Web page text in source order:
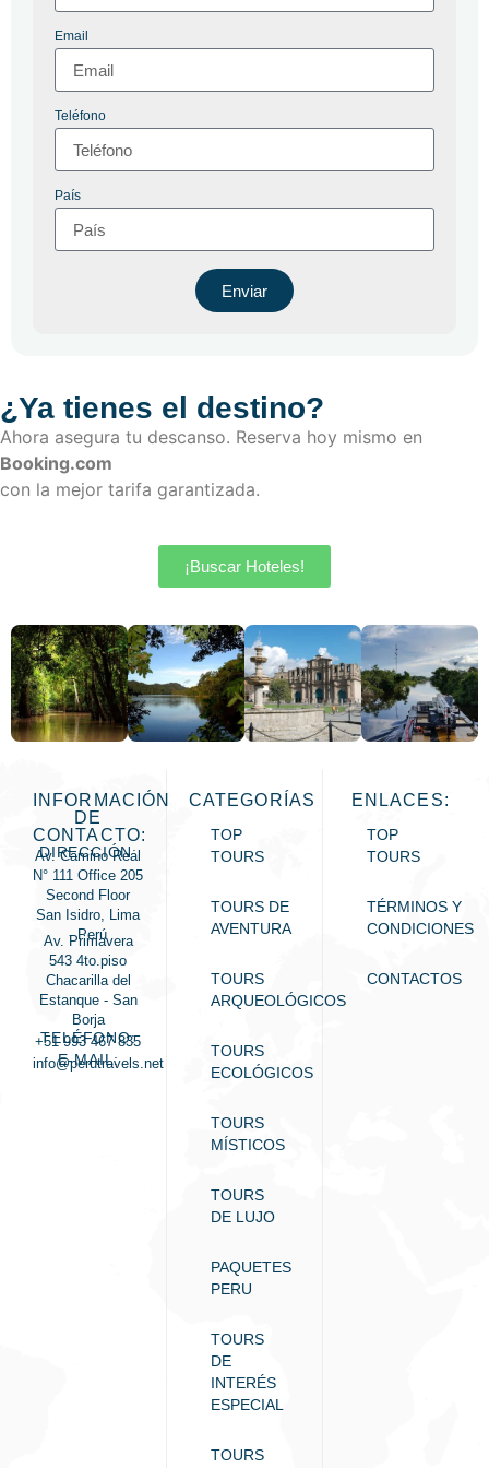
Email
Teléfono
País
Enviar
¿Ya tienes el destino?
Ahora asegura tu descanso. Reserva hoy mismo en
Booking.com
con la mejor tarifa garantizada.
¡Buscar Hoteles!
INFORMACIÓN
DE
CONTACTO:
DIRECCIÓN:
Av. Camino Real
N° 111 Office 205
Second Floor
San Isidro, Lima
- Perú
Av. Primavera
543 4to.piso
Chacarilla del
Estanque - San
Borja
TELÉFONO:
+51 993 467 835
E-MAIL:
info@perutravels.net
CATEGORÍAS
TOP
TOURS
TOURS DE
AVENTURA
TOURS
ARQUEOLÓGICOS
TOURS
ECOLÓGICOS
TOURS
MÍSTICOS
TOURS
DE LUJO
PAQUETES
PERU
TOURS
DE
INTERÉS
ESPECIAL
TOURS
ENLACES:
TOP
TOURS
TÉRMINOS Y
CONDICIONES
CONTACTOS